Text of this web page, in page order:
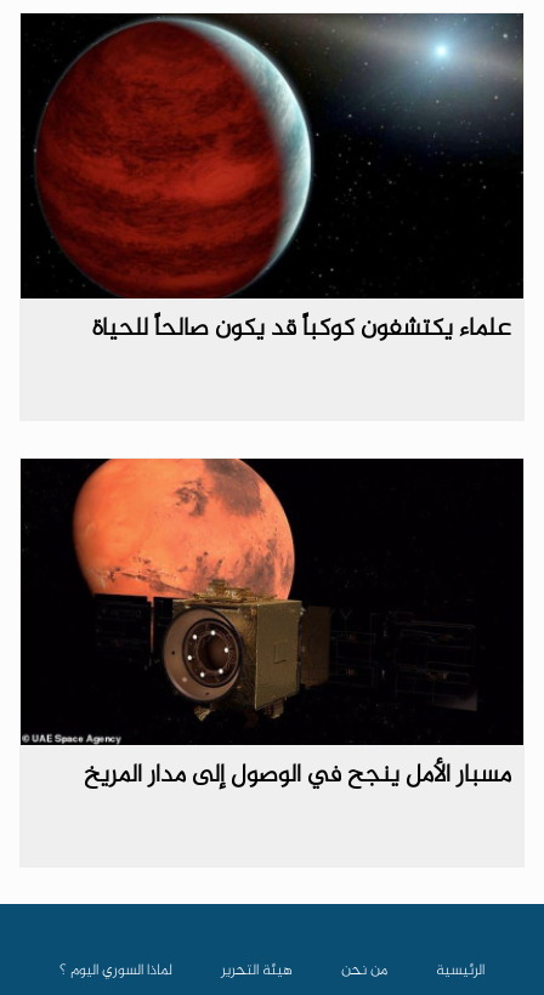
علماء يكتشفون كوكباً قد يكون صالحاً للحياة
مسبار الأمل ينجح في الوصول إلى مدار المريخ
الرئيسية من نحن هيئة التحرير لماذا السوري اليوم ؟